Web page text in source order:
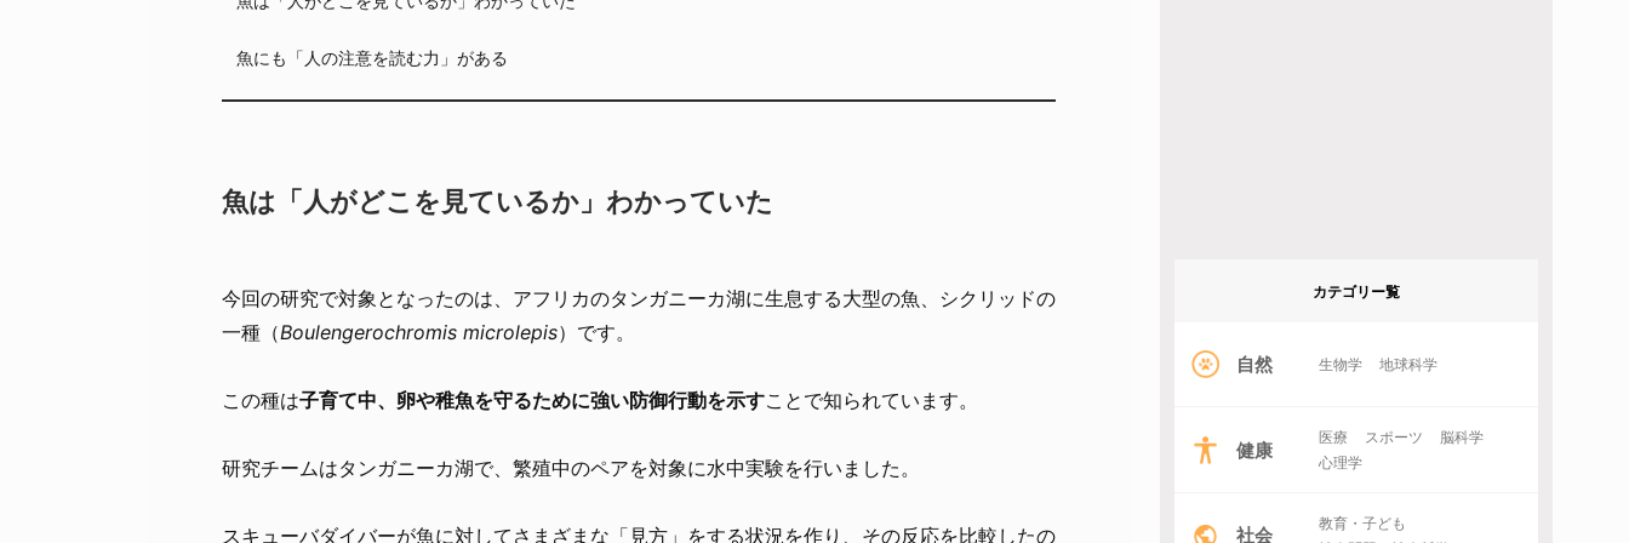
魚にも「人の注意を読む力」がある
魚は「人がどこを見ているか」わかっていた
今回の研究で対象となったのは、アフリカのタンガニーカ湖に生息する大型の魚、シクリッドの
一種（Boulengerochromis microlepis）です。
この種は子育て中、卵や稚魚を守るために強い防御行動を示すことで知られています。
研究チームはタンガニーカ湖で、繁殖中のペアを対象に水中実験を行いました。
スキューバダイバーが魚に対してさまざまな「見方」をする状況を作り、その反応を比較したの
カテゴリー覧
自然 生物学 地球科学
健康 医療 スポーツ
脳科学
心理学
社会
教育・子ども